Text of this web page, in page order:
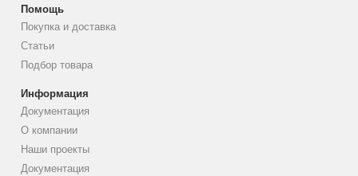
Помощь
Покупка и доставка
Статьи
Подбор товара
Информация
Документация
О компании
Наши проекты
Документация